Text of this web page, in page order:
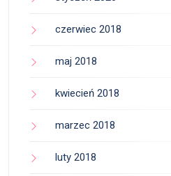
czerwiec 2018
maj 2018
kwiecień 2018
marzec 2018
luty 2018